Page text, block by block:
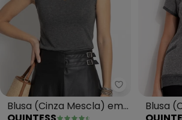
Quintess -
Blusa (Cinza Mescla) em
Blusa